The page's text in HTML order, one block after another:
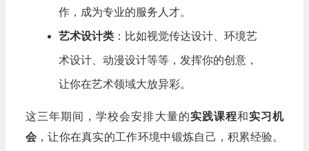
作，成为专业的服务人才。
艺术设计类：比如视觉传达设计、环境艺
术设计、动漫设计等等，发挥你的创意，
让你在艺术领域大放异彩。
这三年期间，学校会安排大量的实践课程和实习机
会，让你在真实的工作环境中锻炼自己，积累经验。